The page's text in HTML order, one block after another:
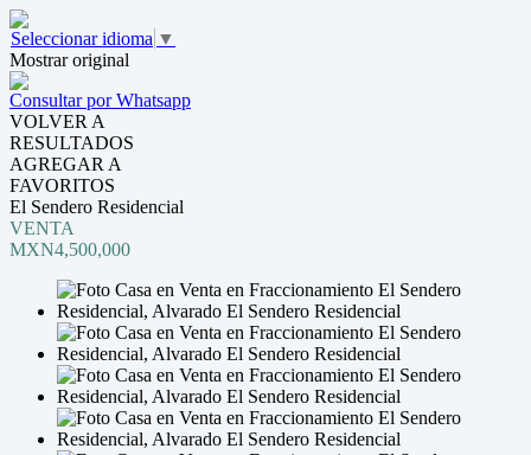
Seleccionar idioma ▼
Mostrar original
Consultar por Whatsapp
VOLVER A
RESULTADOS
AGREGAR A
FAVORITOS
El Sendero Residencial
VENTA
MXN4,500,000